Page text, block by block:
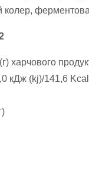
колер,
харчового
кДж (kj)/141,6